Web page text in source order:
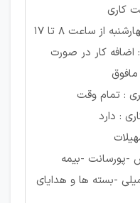
کاری
از ساعت 8 تا 17
اضافه کار در صورت
: تمام وقت
: دارد
-پورسانت -بیمه
-بسته ها و هدایای